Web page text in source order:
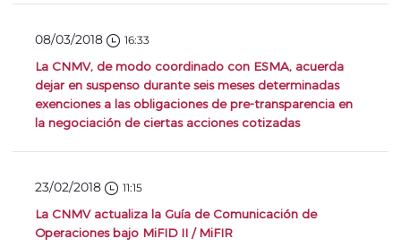
08/03/2018 16:33
La CNMV, de modo coordinado con ESMA, acuerda
dejar en suspenso durante seis meses determinadas
exenciones a las obligaciones de pre-transparencia en
la negociación de ciertas acciones cotizadas
23/02/2018 11:15
La CNMV actualiza la Guía de Comunicación de
Operaciones bajo MiFID II / MiFIR